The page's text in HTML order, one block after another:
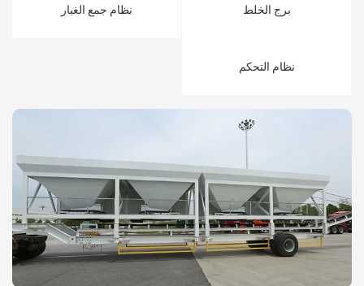
برج الخلط نظام جمع الغبار
نظام التحكم